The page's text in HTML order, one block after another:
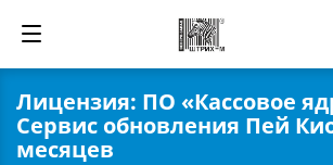
Лицензия: ПО «Кассовое
Сервис обновления Пей
месяцев